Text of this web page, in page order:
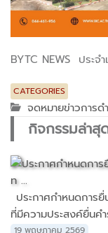
BYTC NEWS ประจ
CATEGORIES
จดหมายข่าวการด
กิจกรรมล่าสุ
ประกาศกำหนดการ
ที่มีความประสงค์ยื่นค
19 พฤษภาคม 2569